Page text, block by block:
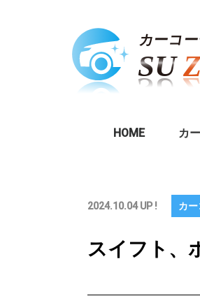
HOME カ
2024.10.04 UP ! カ
スイフト、